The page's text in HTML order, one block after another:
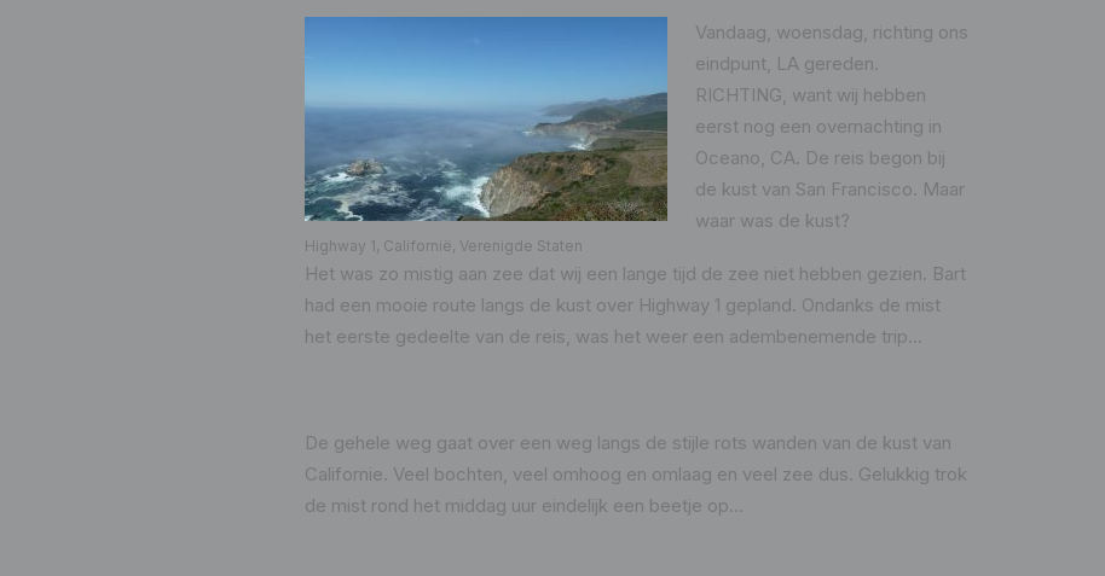
Highway 1, Californië, Verenigde Staten
Vandaag, woensdag, richting ons
eindpunt, LA gereden.
RICHTING, want wij hebben
eerst nog een overnachting in
Oceano, CA. De reis begon bij
de kust van San Francisco. Maar
waar was de kust?
Het was zo mistig aan zee dat wij een lange tijd de zee niet hebben gezien. Bart
had een mooie route langs de kust over Highway 1 gepland. Ondanks de mist
het eerste gedeelte van de reis, was het weer een adembenemende trip…
De gehele weg gaat over een weg langs de stijle rots wanden van de kust van
Californie. Veel bochten, veel omhoog en omlaag en veel zee dus. Gelukkig trok
de mist rond het middag uur eindelijk een beetje op…